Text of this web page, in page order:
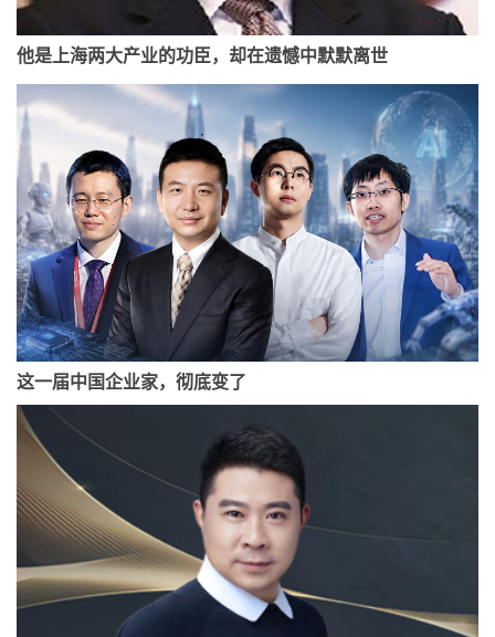
他是上海两大产业的功臣，却在遗憾中默默离世
这一届中国企业家，彻底变了